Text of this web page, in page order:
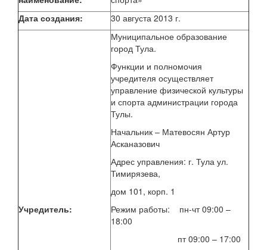
Дата создания:
30 августа 2013 г.
Учредитель:
Муниципальное образование
город Тула.
Функции и полномочия
учредителя осуществляет
управление физической культуры
и спорта администрации города
Тулы.
Начальник – Матевосян Артур
Асканазович
Адрес управления: г. Тула ул.
Тимирязева,
дом 101, корп. 1
Режим работы: пн-чт 09:00 –
18:00
пт 09:00 – 17:00